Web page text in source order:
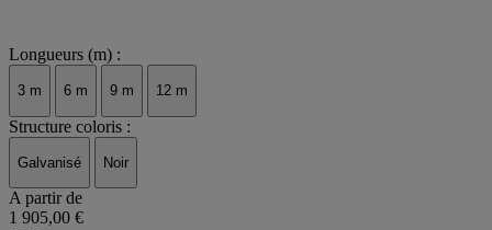
Longueurs (m) :
3 m 6 m 9 m 12 m
Structure coloris :
Galvanisé Noir
A partir de
1 905,00 €